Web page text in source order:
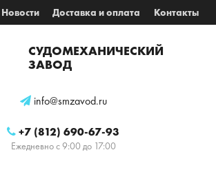
Новости Доставка и оплата Контакты
СУДОМЕХАНИЧЕСКИЙ
ЗАВОД
info@smzavod.ru
+7 (812) 690-67-93
Ежедневно с 9:00 до 17:00